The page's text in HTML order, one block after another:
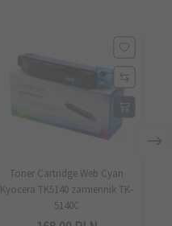
Toner Cartridge Web Cyan
Kyocera TK5140 zamiennik TK-
5140C